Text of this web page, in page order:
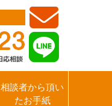
相談者から頂い
たお手紙